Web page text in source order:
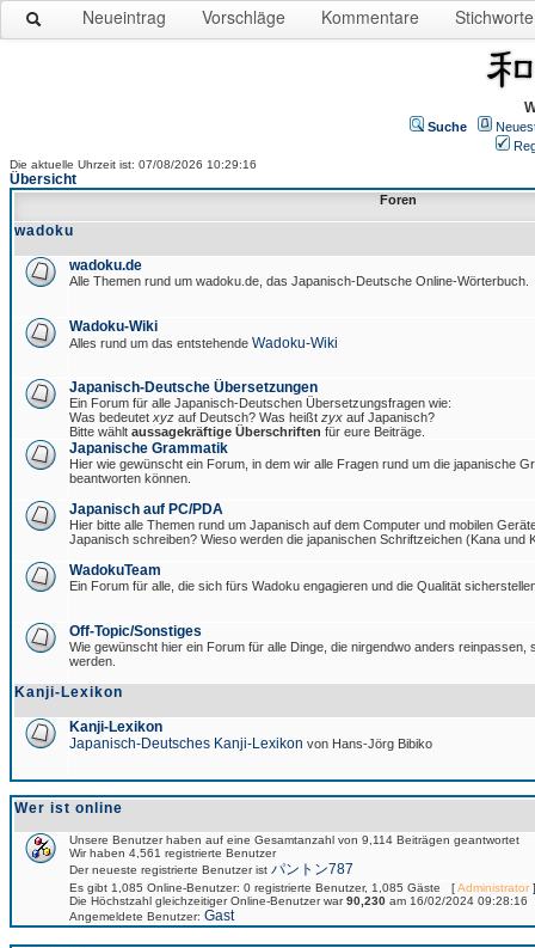
Neueintrag Vorschläge Kommentare Stichworte
Suche
Die aktuelle Uhrzeit ist: 07/08/2026 10:29:16
Übersicht
Foren
wadoku
wadoku.de
Alle Themen rund um wadoku.de, das Japanisch-Deutsche Online-Wörterbuch.
Wadoku-Wiki
Alles rund um das entstehende Wadoku-Wiki
Japanisch-Deutsche Übersetzungen
Ein Forum für alle Japanisch-Deutschen Übersetzungsfragen wie:
Was bedeutet xyz auf Deutsch? Was heißt zyx auf Japanisch?
Bitte wählt aussagekräftige Überschriften für eure Beiträge.
Japanische Grammatik
Hier wie gewünscht ein Forum, in dem wir alle Fragen rund um die japanische
beantworten können.
Japanisch auf PC/PDA
Hier bitte alle Themen rund um Japanisch auf dem Computer und mobilen
Japanisch schreiben? Wieso werden die japanischen Schriftzeichen (Kana und
WadokuTeam
Ein Forum für alle, die sich fürs Wadoku engagieren und die Qualität
Off-Topic/Sonstiges
Wie gewünscht hier ein Forum für alle Dinge, die nirgendwo anders reinpassen,
werden.
Kanji-Lexikon
Kanji-Lexikon
Japanisch-Deutsches Kanji-Lexikon von Hans-Jörg Bibiko
Wer ist online
Unsere Benutzer haben auf eine Gesamtanzahl von 9,114 Beiträgen geantwortet
Wir haben 4,561 registrierte Benutzer
Der neueste registrierte Benutzer ist パントン787
Es gibt 1,085 Online-Benutzer: 0 registrierte Benutzer, 1,085 Gäste [Administrator
Die Höchstzahl gleichzeitiger Online-Benutzer war90,230 am 16/02/2024 09:28:16
Angemeldete Benutzer: Gast